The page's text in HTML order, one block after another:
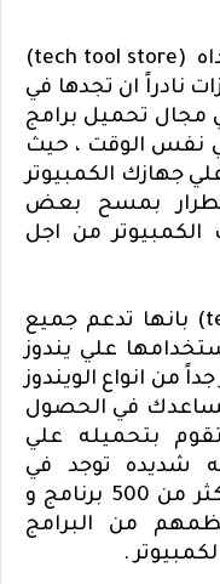
(tech tool store)
نادراً ان تجدها في
مجال تحميل برامج
في نفس الوقت ، حيث
جهازك الكمبيوتر
بمسح بعض
الكمبيوتر من اجل
بانها تدعم جميع
علي يندوز
جداً من انواع الويندوز
في الحصول
بتحميله علي
شديده توجد في
الواجهه الرئيسيه لهذه الاداه اكثر من 500 برنامج و
من البرامج
.